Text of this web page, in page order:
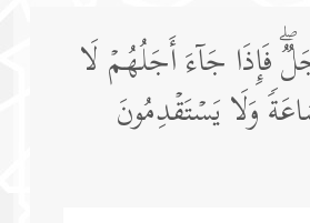
فَإِذَا جَاۤءَ أَجَلُهُمۡ لَا
وَلَا یَسۡتَقۡدِمُونَ